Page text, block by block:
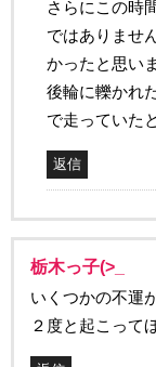
さらにこの時
ではありませ
かったと思い
後輪に轢かれ
で走っていた
返信
栃木っ子(>_
いくつかの不運
２度と起こって